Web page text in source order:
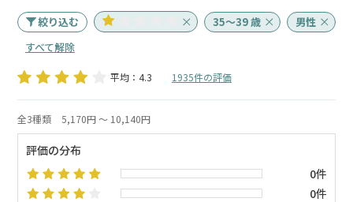
絞り込む 35～39 歳
男性
すべて解除
平均：4.3 1935件の評価
全3種類 5,170円 ～ 10,140円
評価の分布
0件
0件